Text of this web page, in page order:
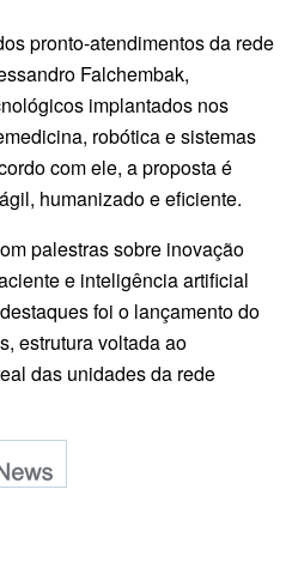
pronto-atendimentos da rede
Falchembak,
implantados nos
robótica e sistemas
com ele, a proposta é
humanizado e eficiente.
palestras sobre inovação
e inteligência artificial
foi o lançamento do
estrutura voltada ao
das unidades da rede